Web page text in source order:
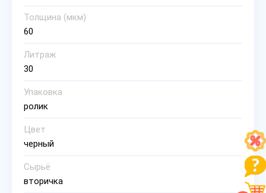
Толщина (мкм)
60
Литраж
30
Упаковка
ролик
Цвет
черный
Сырьё
вторичка